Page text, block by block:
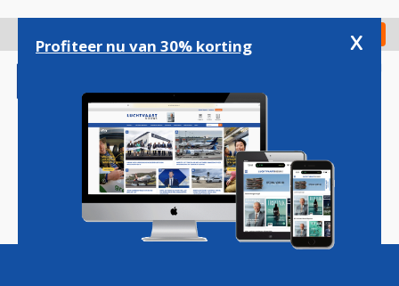
gaan
Check in
Magazine Podcasts Vacatures
Profiteer nu van 30% korting x